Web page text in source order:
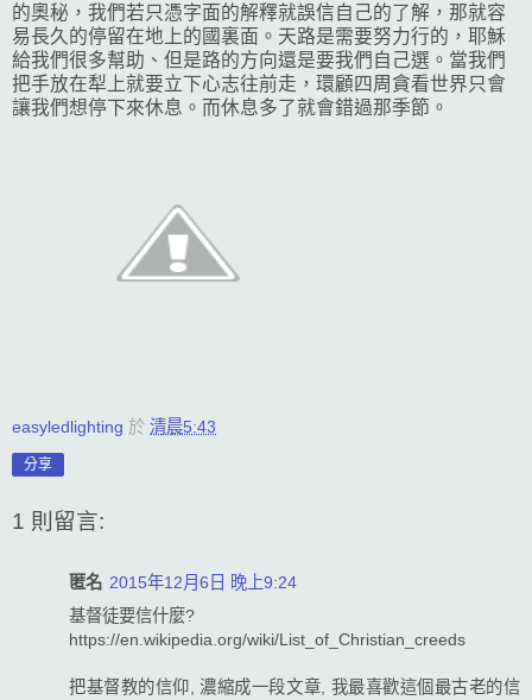
的奧秘，我們若只憑字面的解釋就誤信自己的了解，那就容
易長久的停留在地上的國裏面。天路是需要努力行的，耶穌
給我們很多幫助、但是路的方向還是要我們自己選。當我們
把手放在犁上就要立下心志往前走，環顧四周貪看世界只會
讓我們想停下來休息。而休息多了就會錯過那季節。
easyledlighting 於 清晨5:43
分享
1 則留言:
匿名 2015年12月6日 晚上9:24
基督徒要信什麼?
https://en.wikipedia.org/wiki/List_of_Christian_creeds
把基督教的信仰, 濃縮成一段文章, 我最喜歡這個最古老的信